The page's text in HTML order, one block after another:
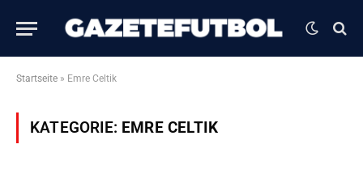
Startseite » Emre Celtik
KATEGORIE: EMRE CELTIK